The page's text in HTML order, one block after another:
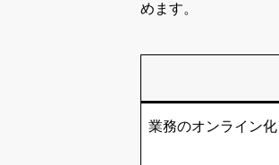
めます。
業務のオンライン化